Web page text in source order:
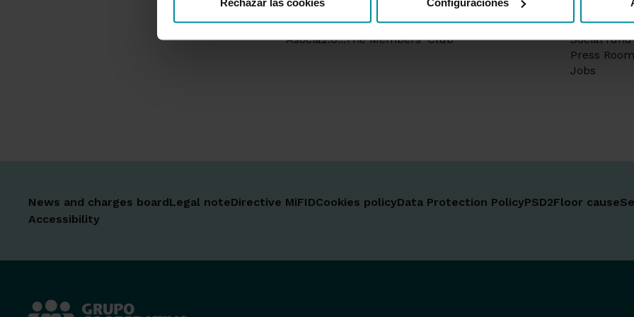
pension schemes
Remote banking
Asocia2.0...The Members' Club
Social fund
Press Room
Jobs
News and charges boardLegal noteDirective MiFIDCookies policyData Protection PolicyPSD2Floor cause
Accessibility